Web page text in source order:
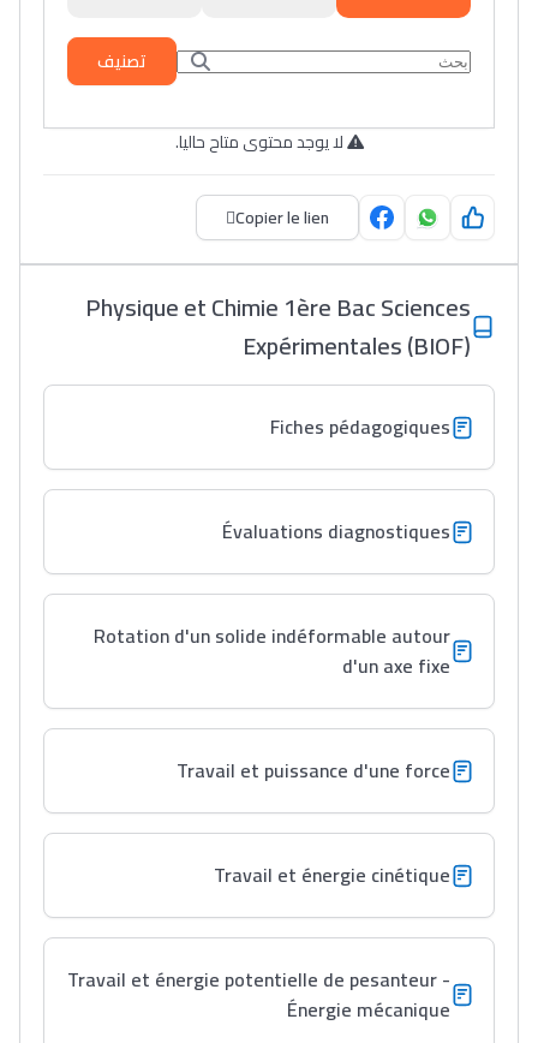
Lycée Maroc
تصنيف
لا يوجد محتوى متاح حاليا.
Copier le lien
Physique et Chimie 1ère Bac Sciences
Expérimentales (BIOF)
Fiches pédagogiques
Évaluations diagnostiques
Rotation d'un solide indéformable autour
d'un axe fixe
Travail et puissance d'une force
Travail et énergie cinétique
Travail et énergie potentielle de pesanteur -
Énergie mécanique